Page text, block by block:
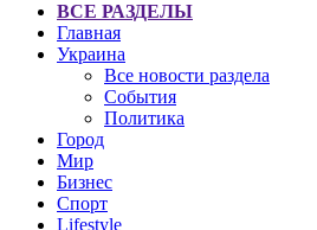
ВСЕ РАЗДЕЛЫ
Главная
Украина
Все новости раздела
События
Политика
Город
Мир
Бизнес
Спорт
Lifestyle